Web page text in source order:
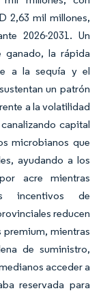
2,63 mil millones,
2026-2031. Un
ganado, la rápida
a la sequía y el
un patrón
a la volatilidad
capital
microbianos que
ayudando a los
acre mientras
incentivos de
reducen
premium, mientras
de suministro,
acceder a
reservada para